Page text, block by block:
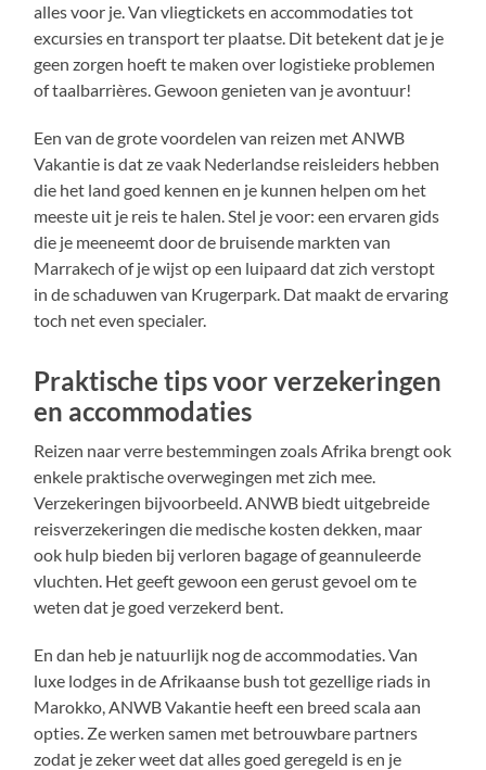
alles voor je. Van vliegtickets en accommodaties tot
excursies en transport ter plaatse. Dit betekent dat je je
geen zorgen hoeft te maken over logistieke problemen
of taalbarrières. Gewoon genieten van je avontuur!
Een van de grote voordelen van reizen met ANWB
Vakantie is dat ze vaak Nederlandse reisleiders hebben
die het land goed kennen en je kunnen helpen om het
meeste uit je reis te halen. Stel je voor: een ervaren gids
die je meeneemt door de bruisende markten van
Marrakech of je wijst op een luipaard dat zich verstopt
in de schaduwen van Krugerpark. Dat maakt de ervaring
toch net even specialer.
Praktische tips voor verzekeringen
en accommodaties
Reizen naar verre bestemmingen zoals Afrika brengt ook
enkele praktische overwegingen met zich mee.
Verzekeringen bijvoorbeeld. ANWB biedt uitgebreide
reisverzekeringen die medische kosten dekken, maar
ook hulp bieden bij verloren bagage of geannuleerde
vluchten. Het geeft gewoon een gerust gevoel om te
weten dat je goed verzekerd bent.
En dan heb je natuurlijk nog de accommodaties. Van
luxe lodges in de Afrikaanse bush tot gezellige riads in
Marokko, ANWB Vakantie heeft een breed scala aan
opties. Ze werken samen met betrouwbare partners
zodat je zeker weet dat alles goed geregeld is en je